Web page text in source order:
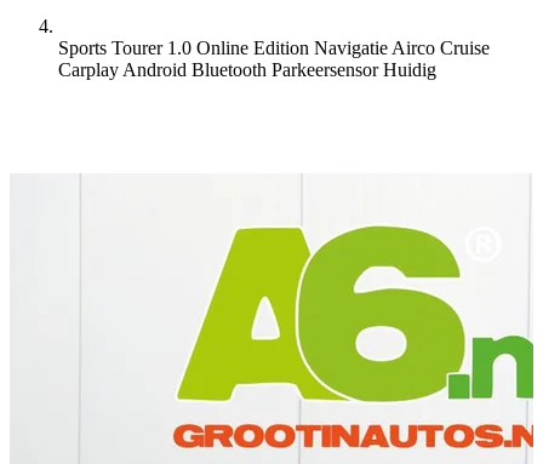
Sports Tourer 1.0 Online Edition Navigatie Airco Cruise
Carplay Android Bluetooth Parkeersensor Huidig